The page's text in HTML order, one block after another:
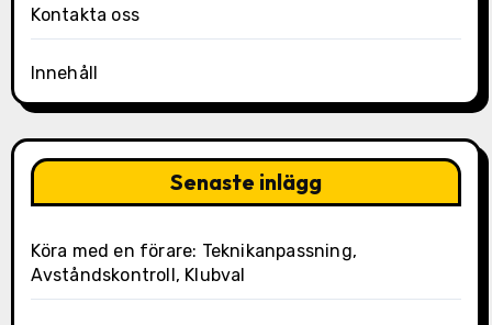
Kontakta oss
Innehåll
Senaste inlägg
Köra med en förare: Teknikanpassning,
Avståndskontroll, Klubval